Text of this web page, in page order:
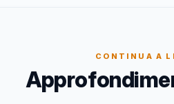
CONTINUA A